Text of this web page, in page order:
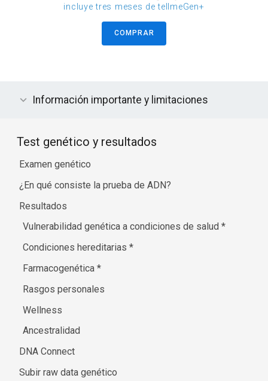
incluye tres meses de tellmeGen+
COMPRAR
Información importante y limitaciones
Test genético y resultados
Examen genético
¿En qué consiste la prueba de ADN?
Resultados
Vulnerabilidad genética a condiciones de salud*
Condiciones hereditarias*
Farmacogenética*
Rasgos personales
Wellness
Ancestralidad
DNA Connect
Subir raw data genético